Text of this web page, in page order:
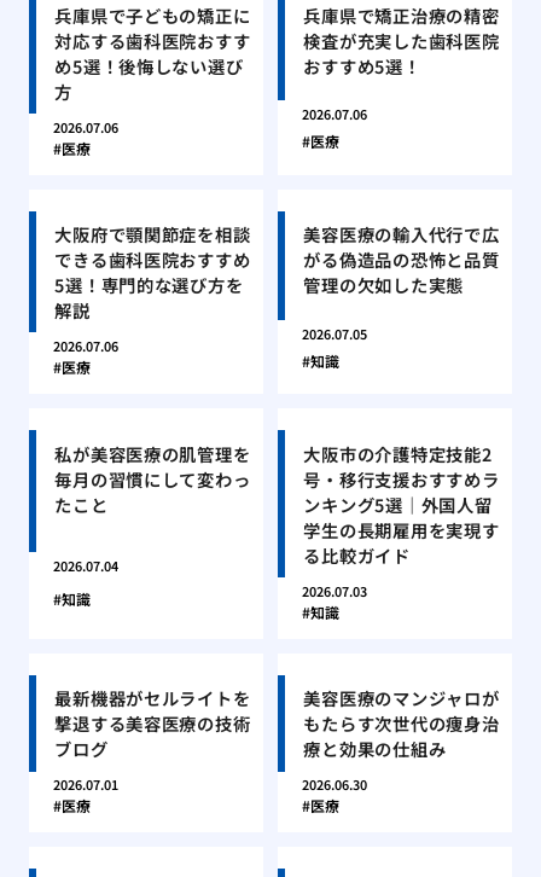
兵庫県で子どもの矯正に
対応する歯科医院おすす
め5選！後悔しない選び
方
2026.07.06
医療
兵庫県で矯正治療の精密
検査が充実した歯科医院
おすすめ5選！
2026.07.06
医療
大阪府で顎関節症を相談
できる歯科医院おすすめ
5選！専門的な選び方を
解説
2026.07.06
医療
美容医療の輸入代行で広
がる偽造品の恐怖と品質
管理の欠如した実態
2026.07.05
知識
私が美容医療の肌管理を
毎月の習慣にして変わっ
たこと
2026.07.04
知識
大阪市の介護特定技能2
号・移行支援おすすめラ
ンキング5選｜外国人留
学生の長期雇用を実現す
る比較ガイド
2026.07.03
知識
最新機器がセルライトを
撃退する美容医療の技術
ブログ
2026.07.01
医療
美容医療のマンジャロが
もたらす次世代の痩身治
療と効果の仕組み
2026.06.30
医療